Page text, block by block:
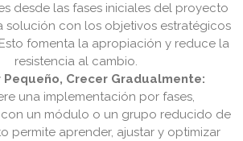
desde las fases iniciales del proyecto
solución con los objetivos estratégicos
fomenta la apropiación y reduce la
resistencia al cambio.
Pequeño, Crecer Gradualmente:
una implementación por fases,
un módulo o un grupo reducido de
permite aprender, ajustar y optimizar